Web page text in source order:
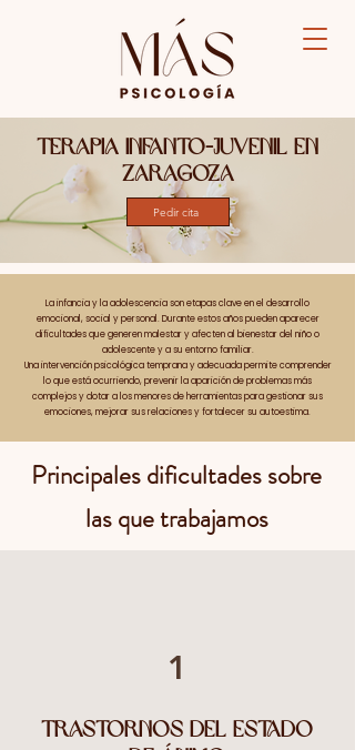
Terapia infanto-juvenil en
Zaragoza
Pedir cita
La infancia y la adolescencia son etapas clave en el desarrollo
emocional, social y personal. Durante estos años pueden aparecer
dificultades que generen malestar y afecten al bienestar del niño o
adolescente y a su entorno familiar.
Una intervención psicológica temprana y adecuada permite comprender
lo que está ocurriendo, prevenir la aparición de problemas más
complejos y dotar a los menores de herramientas para gestionar sus
emociones, mejorar sus relaciones y fortalecer su autoestima.
Principales dificultades sobre
las que trabajamos
1
Trastornos del estado